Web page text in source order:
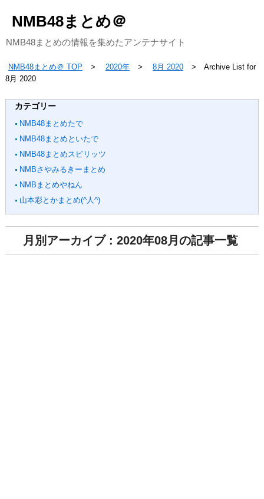
NMB48まとめ＠
NMB48まとめの情報を集めたアンテナサイト
NMB48まとめ＠ TOP 2020年 8月 2020
Archive List for
8月 2020
カテゴリー
NMB48まとめたで
NMB48まとめといたで
NMB48まとめスピリッツ
NMBさやみるきーまとめ
NMBまとめやねん
山本彩とかまとめ(^人^)
月別アーカイブ : 2020年08月の記事一覧